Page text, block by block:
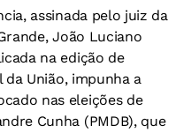
assinada pelo juiz da
João Luciano
na edição de
União, impunha a
nas eleições de
Cunha (PMDB), que